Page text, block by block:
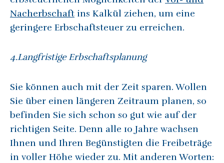
Nacherbschaft ins Kalkül ziehen, um eine
geringere Erbschaftsteuer zu erreichen.
4.Langfristige Erbschaftsplanung
Sie können auch mit der Zeit sparen. Wollen
Sie über einen längeren Zeitraum planen, so
befinden Sie sich schon so gut wie auf der
richtigen Seite. Denn alle 10 Jahre wachsen
Ihnen und Ihren Begünstigten die Freibeträge
in voller Höhe wieder zu. Mit anderen Worten: